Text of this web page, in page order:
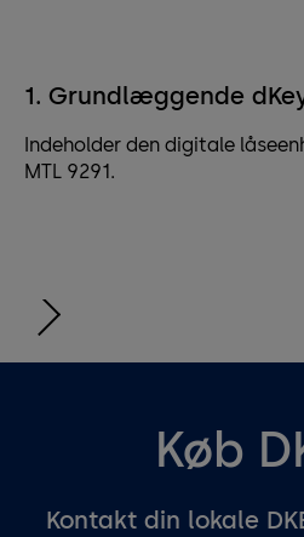
1. Grundlæggende
Indeholder den digitale
MTL 9291.
Køb
Kontakt din lokale